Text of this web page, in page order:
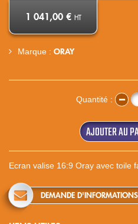
1 041,00 € HT
Marque : ORAY
Quantité :
AJOUTER AU
Ecran valise 16:9 Oray avec toile
DEMANDE D'INFORMATIONS